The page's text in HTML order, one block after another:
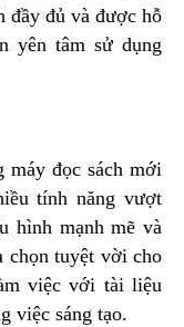
đầy đủ và được hỗ
yên tâm sử dụng
máy đọc sách mới
tính năng vượt
hình mạnh mẽ và
tuyệt vời cho
việc với tài liệu
việc sáng tạo.